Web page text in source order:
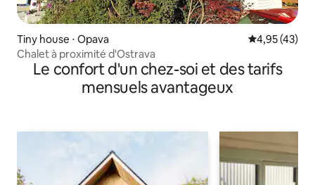
Tiny house ⋅ Opava Évaluation
4,95 (43)
Chalet à proximité d'Ostrava
Le confort d'un chez-soi et des tarifs
mensuels avantageux